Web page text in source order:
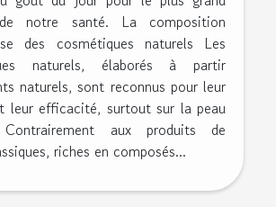
notre santé. La composition
des cosmétiques naturels Les
naturels, élaborés à partir
naturels, sont reconnus pour leur
leur efficacité, surtout sur la peau
Contrairement aux produits de
riches en composés...